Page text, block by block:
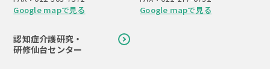
Google mapで見る
Google mapで見る
認知症介護研究・
研修仙台センター